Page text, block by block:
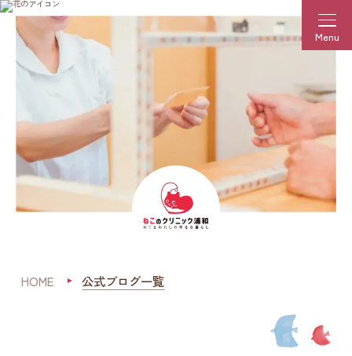
Menu
HOME 公式ブログ一覧